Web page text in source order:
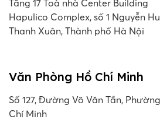
Tầng 17 Toà nhà Center Building
Hapulico Complex, số 1 Nguyễn
Thanh Xuân, Thành phố Hà Nội
Văn Phòng Hồ Chí Minh
Số 127, Đường Võ Văn Tần,
Chí Minh